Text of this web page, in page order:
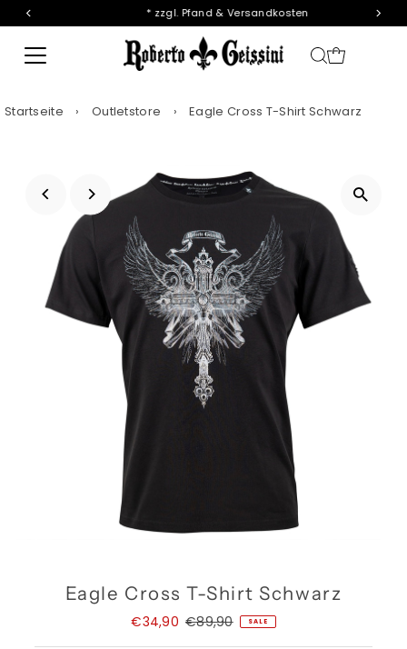
Direkt zum Inhalt
* zzgl. Pfand & Versandkosten
Startseite › Outletstore › Eagle Cross T-Shirt Schwarz
Eagle Cross T-Shirt Schwarz
Angebotspreis
€34,90 Regulärer
€89,90 SALE